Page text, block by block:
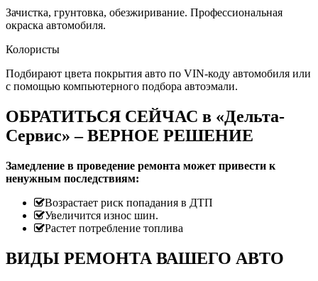
Зачистка, грунтовка, обезжиривание. Профессиональная
окраска автомобиля.
Колористы
Подбирают цвета покрытия авто по VIN-коду автомобиля или
с помощью компьютерного подбора автоэмали.
ОБРАТИТЬСЯ СЕЙЧАС в «Дельта-
Сервис» – ВЕРНОЕ РЕШЕНИЕ
Замедление в проведение ремонта может привести к
ненужным последствиям:
Возрастает риск попадания в ДТП
Увеличится износ шин.
Растет потребление топлива
ВИДЫ РЕМОНТА ВАШЕГО АВТО